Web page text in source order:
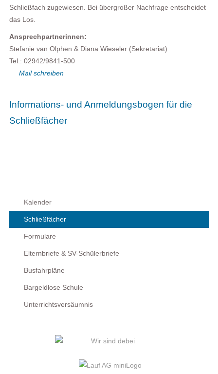
Schließfach zugewiesen. Bei übergroßer Nachfrage entscheidet
das Los.
Ansprechpartnerinnen:
Stefanie van Olphen & Diana Wieseler (Sekretariat)
Tel.: 02942/9841-500
Mail schreiben
Informations- und Anmeldungsbogen für die
Schließfächer
Kalender
Schließfächer
Formulare
Elternbriefe & SV-Schülerbriefe
Busfahrpläne
Bargeldlose Schule
Unterrichtsversäumnis